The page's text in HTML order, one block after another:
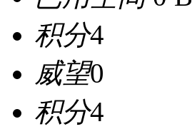
积分4
威望0
积分4